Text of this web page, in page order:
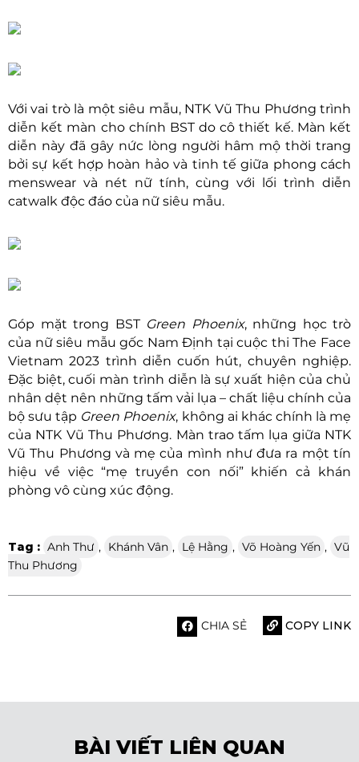
Với vai trò là một siêu mẫu, NTK Vũ Thu Phương trình
diễn kết màn cho chính BST do cô thiết kế. Màn kết
diễn này đã gây nức lòng người hâm mộ thời trang
bởi sự kết hợp hoàn hảo và tinh tế giữa phong cách
menswear và nét nữ tính, cùng với lối trình diễn
catwalk độc đáo của nữ siêu mẫu.
Góp mặt trong BST Green Phoenix, những học trò
của nữ siêu mẫu gốc Nam Định tại cuộc thi The Face
Vietnam 2023 trình diễn cuốn hút, chuyên nghiệp.
Đặc biệt, cuối màn trình diễn là sự xuất hiện của chủ
nhân dệt nên những tấm vải lụa – chất liệu chính của
bộ sưu tập Green Phoenix, không ai khác chính là mẹ
của NTK Vũ Thu Phương. Màn trao tấm lụa giữa NTK
Vũ Thu Phương và mẹ của mình như đưa ra một tín
hiệu về việc “mẹ truyền con nối” khiến cả khán
phòng vô cùng xúc động.
Tag : Anh Thư , Khánh Vân , Lệ Hằng , Võ Hoàng Yến , Vũ
Thu Phương
CHIA SẺ COPY LINK
BÀI VIẾT LIÊN QUAN